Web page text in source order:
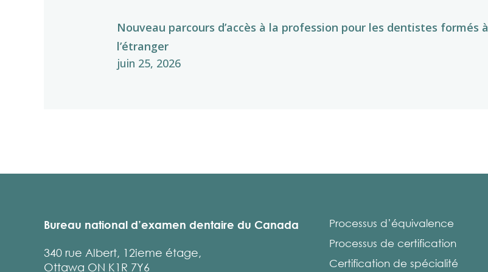
Nouveau parcours d’accès à la profession pour les dentistes formés à
l’étranger
juin 25, 2026
Bureau national d’examen dentaire du Canada
340 rue Albert, 12ieme étage,
Ottawa ON K1R 7Y6
Processus d’équivalence
Processus de certification
Certification de spécialité